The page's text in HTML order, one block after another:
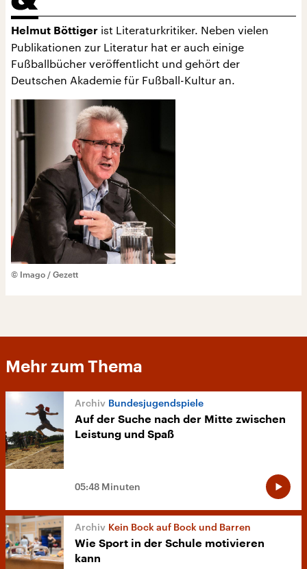
Helmut Böttiger ist Literaturkritiker. Neben vielen
Publikationen zur Literatur hat er auch einige
Fußballbücher veröffentlicht und gehört der
Deutschen Akademie für Fußball-Kultur an.
© Imago / Gezett
Mehr zum Thema
Bundesjugendspiele
Auf der Suche nach der Mitte zwischen
Leistung und Spaß
05:48 Minuten
Kein Bock auf Bock und Barren
Wie Sport in der Schule motivieren
kann